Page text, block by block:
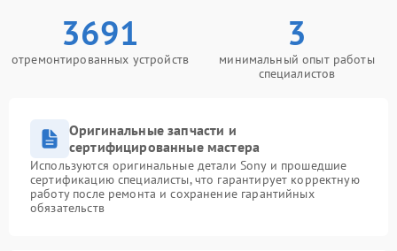
3691
отремонтированных устройств
3
минимальный опыт работы
специалистов
Оригинальные запчасти и
сертифицированные мастера
Используются оригинальные детали Sony и прошедшие
сертификацию специалисты, что гарантирует корректную
работу после ремонта и сохранение гарантийных
обязательств